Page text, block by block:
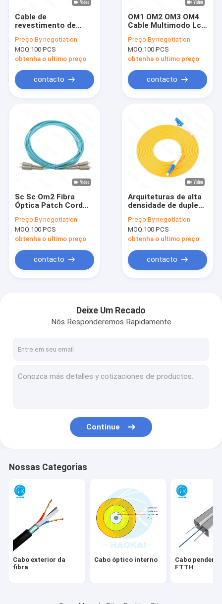
Produtos
Vídeos
Quem Somos
Fale Conosco
Pedir um orçamento
Cabo óptico interno
Divisor do PLC da fibra
Acessórios para cabos de fibra óptica
Caixa terminal
Conector rápido da fibra
Cabo de rede LAN
Cable de
revestimento de
blindado Lc Patch
Cord Flame
Retardant
Preço:By negotiation
MOQ:100 PCS
obtenha o ultimo preço
contacto
OM1 OM2 OM3 OM4
Cable Multimodo Lc
Preço:By negotiation
MOQ:100 PCS
obtenha o ultimo preço
contacto
Sc Sc Om2 Fibra
Óptica Patch Cord
Comunicação de
Dados Duplex
Multimode
Preço:By negotiation
MOQ:100 PCS
obtenha o ultimo preço
contacto
Arquiteturas de alta
densidade de duplex
Single Mode Fiber
Optic Patch Cord
Preço:By negotiation
MOQ:100 PCS
obtenha o ultimo preço
contacto
Deixe Um Recado
Nós Responderemos Rapidamente
Continue
Nossas Categorias
Cabo exterior da
fibra
Cabo óptico interno
Cabo
FTTH